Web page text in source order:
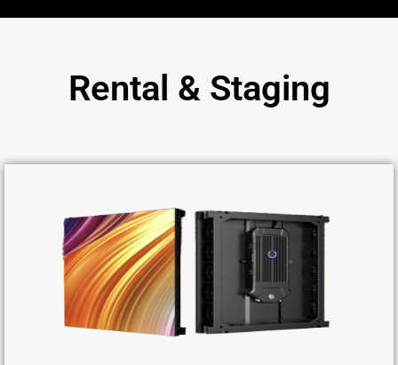
Rental & Staging